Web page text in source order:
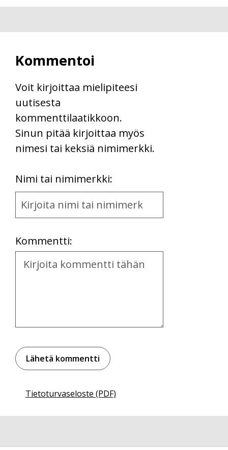
Kommentoi
Voit kirjoittaa mielipiteesi
uutisesta
kommenttilaatikkoon.
Sinun pitää kirjoittaa myös
nimesi tai keksiä nimimerkki.
Nimi tai nimimerkki:
Name
and
Kommentti:
Kommentti
Tietoturvaseloste (PDF)